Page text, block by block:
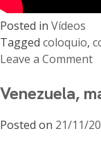
Posted in Vídeos
Tagged coloquio,
Leave a Comment
I
Internacional
Venezuela,
Posted on 21/11/